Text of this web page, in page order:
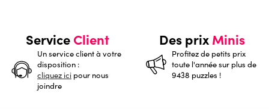
ServiceClient
Un service client à votre
disposition :
cliquez ici pour nous
joindre
Des prixMinis
Profitez de petits prix
toute l'année sur plus de
9438 puzzles !